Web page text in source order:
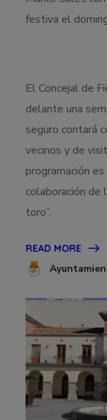
festiva el
El Concejal de
delante una
seguro contará
vecinos y de
programación
colaboración de
toro”.
READ MORE